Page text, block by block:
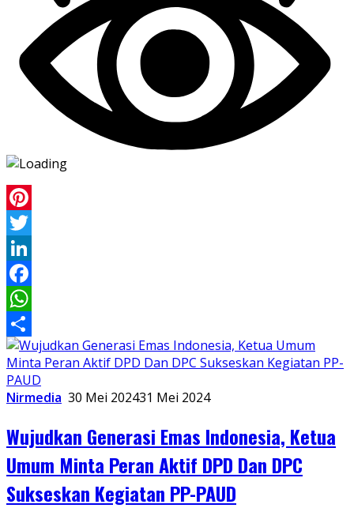
Pinterest
Twitter
LinkedIn
Facebook
WhatsApp
Share
Nirmedia 30 Mei 202431 Mei 2024
Wujudkan Generasi Emas Indonesia, Ketua
Umum Minta Peran Aktif DPD Dan DPC
Sukseskan Kegiatan PP-PAUD